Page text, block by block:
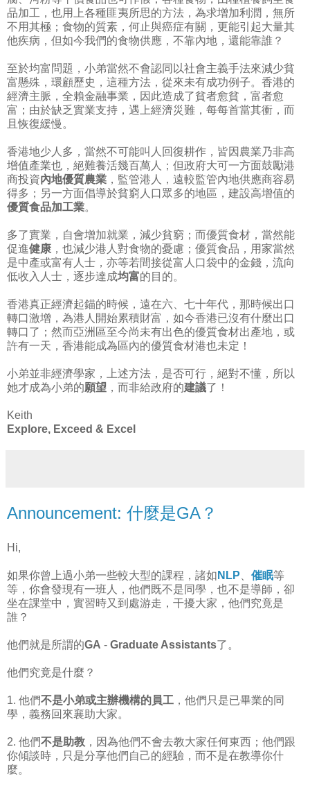
品加工，也用上各種匪夷所思的方法，為求增加利潤，無所
不用其極；食物的質素，何止與癌症有關，更能引起大量其
他疾病，但如今我們的食物供應，不靠內地，還能靠誰？
至於均富問題，小弟當然不會認同以社會主義手法來減少貧
富懸殊，環顧歷史，這種方法，從來未有成功例子。香港的
經濟主脈，全賴金融事業，因此造成了貧者愈貧，富者愈
富；由於缺乏實業支持，遇上經濟災難，每每首當其衝，而
且恢復緩慢。
香港地少人多，當然不可能叫人回復耕作，皆因農業乃非高
增值產業也，絕難養活幾百萬人；但政府大可一方面鼓勵港
商投資內地優質農業 ，監管港人，遠較監管內地供應商容易
得多；另一方面倡導於貧窮人口眾多的地區，建設高增值的
優質食品加工業。
多了實業，自會增加就業，減少貧窮；而優質食材，當然能
促進健康 ，也減少港人對食物的憂慮；優質食品，用家當然
是中產或富有人士，亦等若間接從富人口袋中的金錢，流向
低收入人士，逐步達成均富的目的。
香港真正經濟起錨的時候，遠在六、七十年代，那時候出口
轉口激增，為港人開始累積財富，如今香港已沒有什麼出口
轉口了；然而亞洲區至今尚未有出色的優質食材出產地，或
許有一天，香港能成為區內的優質食材港也未定！
小弟並非經濟學家，上述方法，是否可行，絕對不懂，所以
她才成為小弟的願望 ，而非給政府的建議了！
Keith
Explore, Exceed & Excel
Announcement: 什麼是GA？
Hi,
如果你曾上過小弟一些較大型的課程，諸如 NLP 催眠等
等，你會發現有一班人，他們既不是同學，也不是導師，卻
坐在課堂中，實習時又到處游走，干擾大家，他們究竟是
誰？
他們就是所謂的GA - Graduate Assistants了。
他們究竟是什麼？
1. 他們不是小弟或主辦機構的員工 ，他們只是已畢業的同
學，義務回來襄助大家。
2. 他們不是助教 ，因為他們不會去教大家任何東西；他們跟
你傾談時，只是分享他們自己的經驗，而不是在教導你什
麼。